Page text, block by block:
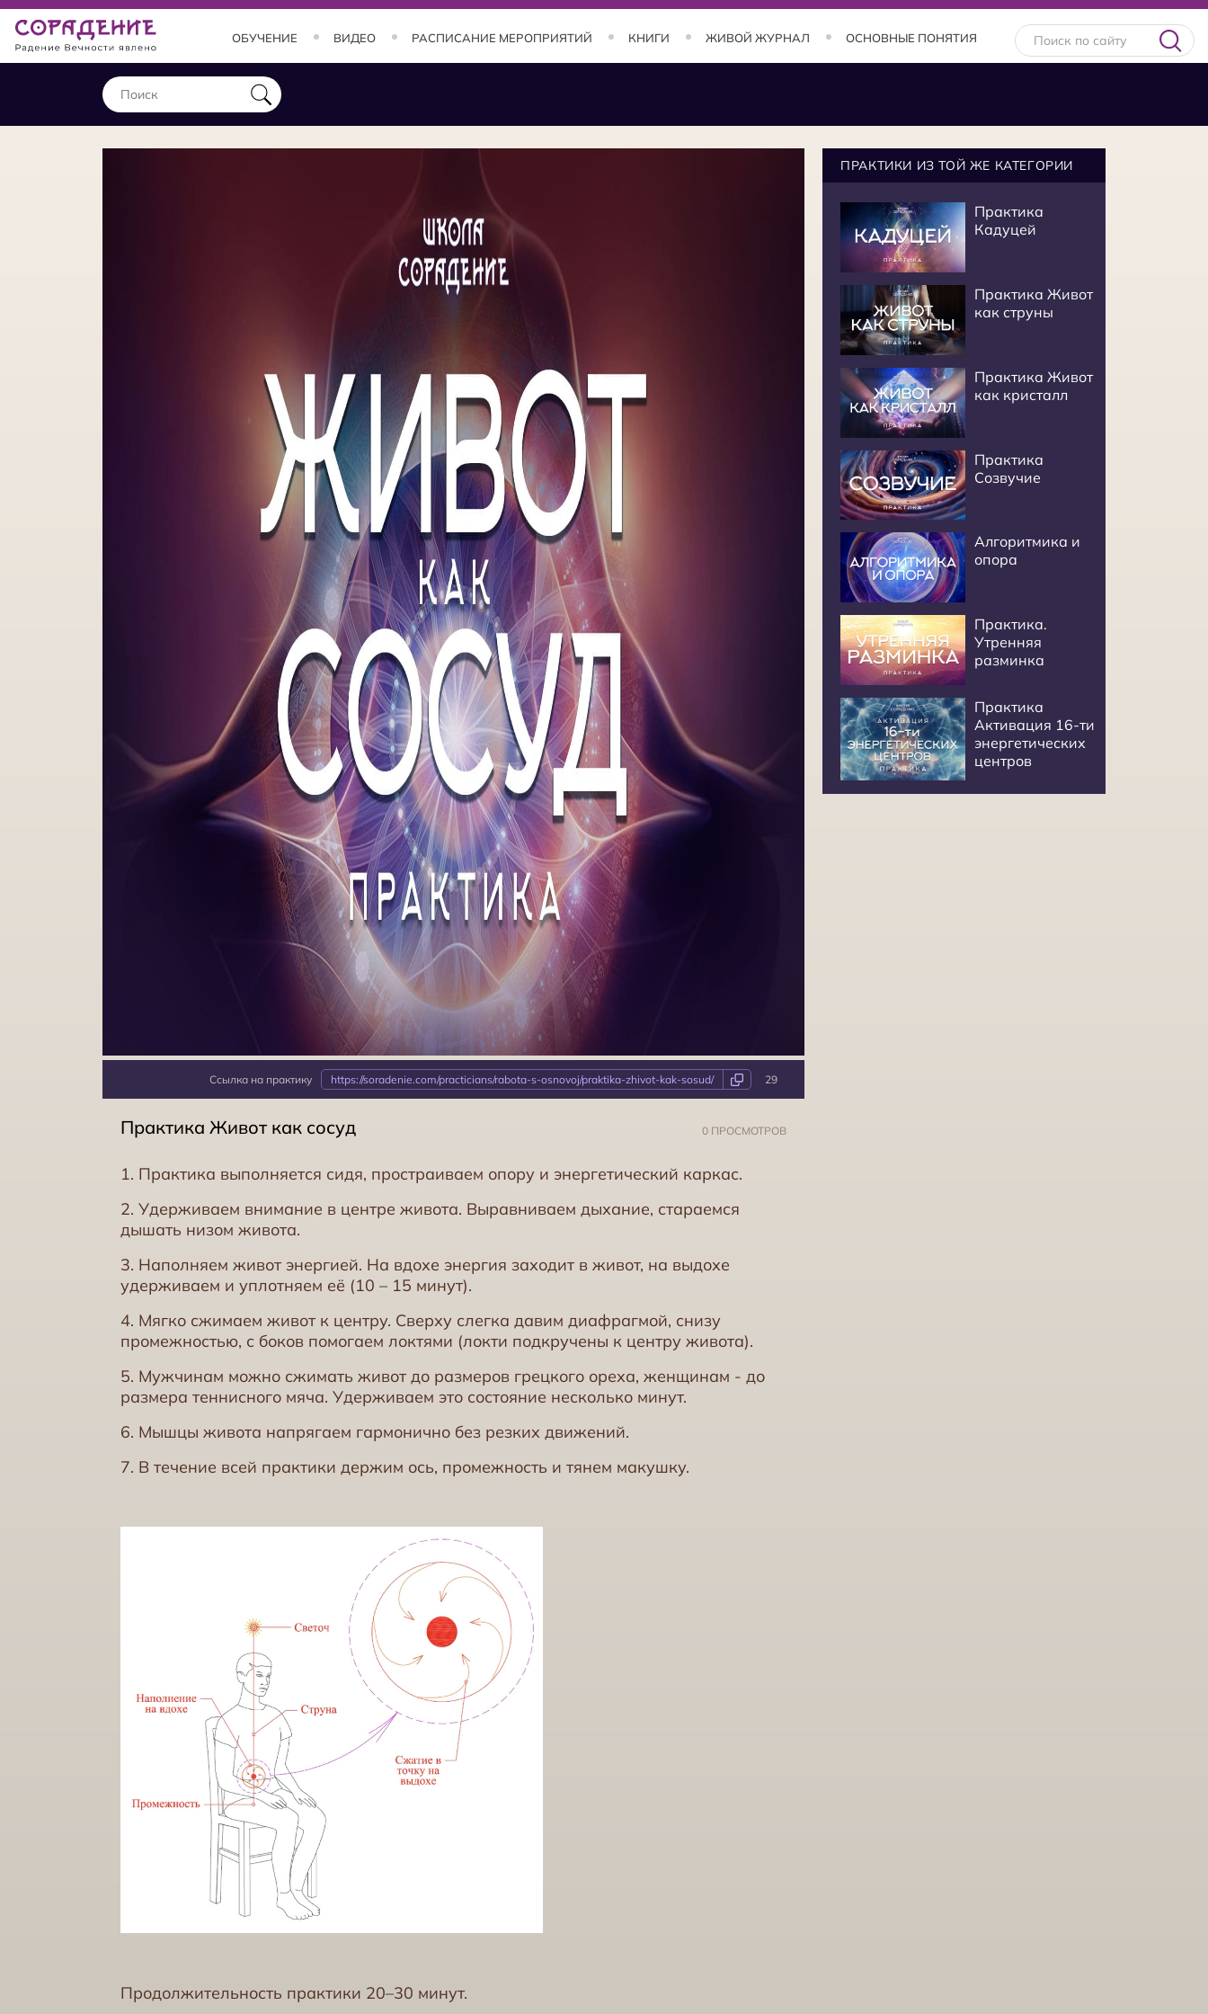
ОБУЧЕНИЕ
ОБУЧЕНИЕ
ВИДЕО РАСПИСАНИЕ МЕРОПРИЯТИЙ КНИГИ ЖИВОЙ ЖУРНАЛ ОСНОВНЫЕ ПОНЯТИЯ
Ссылка на практику https://soradenie.com/practicians/rabota-s-osnovoj/praktika-zhivot-kak-sosud/ 29
Практика Живот как сосуд 0 ПРОСМОТРОВ
1. Практика выполняется сидя, простраиваем опору и энергетический каркас.
2. Удерживаем внимание в центре живота. Выравниваем дыхание, стараемся
дышать низом живота.
3. Наполняем живот энергией. На вдохе энергия заходит в живот, на выдохе
удерживаем и уплотняем её (10 – 15 минут).
4. Мягко сжимаем живот к центру. Сверху слегка давим диафрагмой, снизу
промежностью, с боков помогаем локтями (локти подкручены к центру живота).
5. Мужчинам можно сжимать живот до размеров грецкого ореха, женщинам - до
размера теннисного мяча. Удерживаем это состояние несколько минут.
6. Мышцы живота напрягаем гармонично без резких движений.
7. В течение всей практики держим ось, промежность и тянем макушку.
Продолжительность практики 20–30 минут.
ПРАКТИКИ ИЗ ТОЙ ЖЕ КАТЕГОРИИ
Практика
Кадуцей
Практика Живот
как струны
Практика Живот
как кристалл
Практика
Созвучие
Алгоритмика и
опора
Практика.
Утренняя
разминка
Практика
Активация 16-ти
энергетических
центров